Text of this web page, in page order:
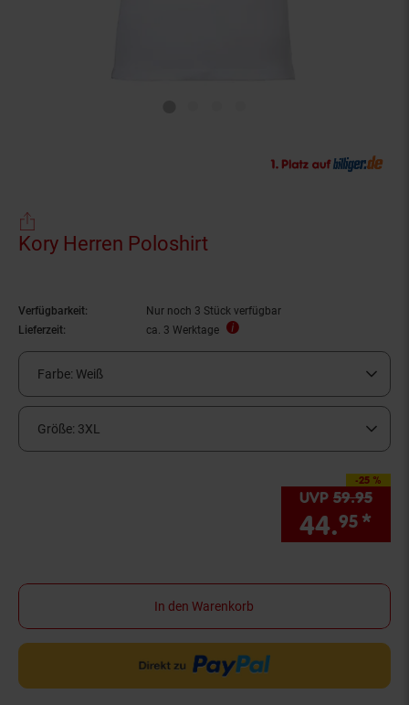
Kory Herren Poloshirt
Verfügbarkeit:
Nur noch 3 Stück verfügbar
Lieferzeit:
ca. 3 Werktage
Farbe: Weiß
Größe: 3XL
-25 %
Sie Sparen 25
UVP 59.95
44.95 *
In den Warenkorb